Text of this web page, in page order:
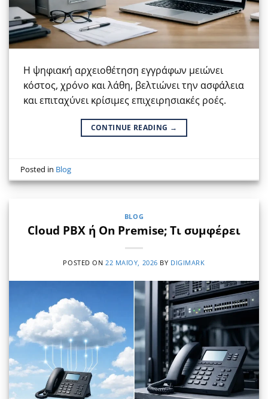
Η ψηφιακή αρχειοθέτηση εγγράφων μειώνει
κόστος, χρόνο και λάθη, βελτιώνει την ασφάλεια
και επιταχύνει κρίσιμες επιχειρησιακές ροές.
CONTINUE READING →
Posted in Blog
BLOG
Cloud PBX ή On Premise; Τι συμφέρει
POSTED ON 22 ΜΑΪ́ΟΥ, 2026 BY DIGIMARK